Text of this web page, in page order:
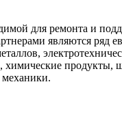
для ремонта и
являются
химические